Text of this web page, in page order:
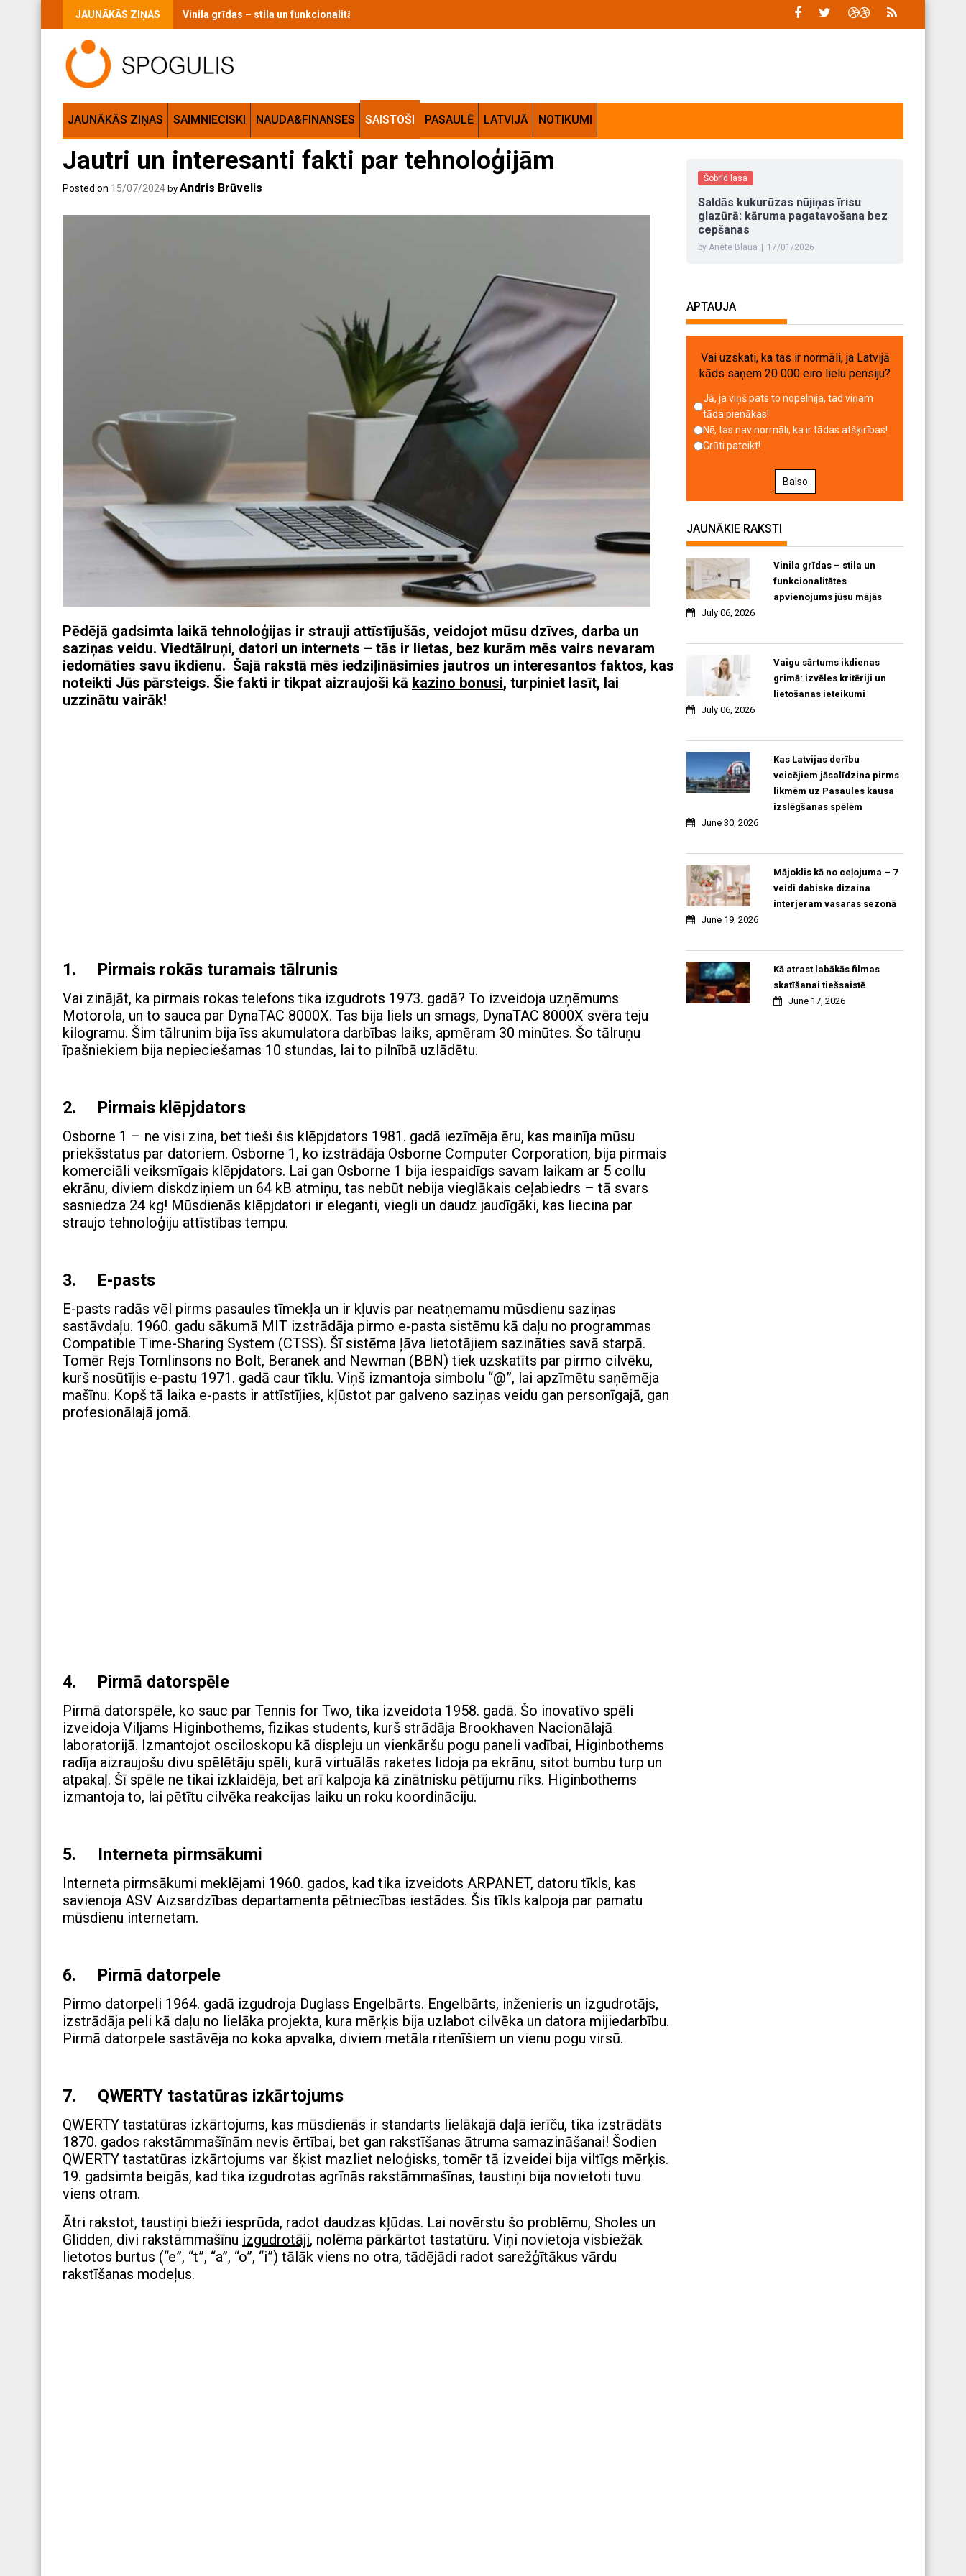
JAUNĀKĀS ZIŅAS Vinila grīdas – stila un funkcionalitātes apvienojums jūsu mājās
JAUNĀKĀS ZIŅAS SAIMNIECISKI NAUDA&FINANSES SAISTOŠI PASAULĒ LATVIJĀ NOTIKUMI
Jautri un interesanti fakti par tehnoloģijām
Posted on 15/07/2024 by Andris Brūvelis
Pēdējā gadsimta laikā tehnoloģijas ir strauji attīstījušās, veidojot mūsu dzīves, darba un
saziņas veidu. Viedtālruņi, datori un internets – tās ir lietas, bez kurām mēs vairs nevaram
iedomāties savu ikdienu. Šajā rakstā mēs iedziļināsimies jautros un interesantos faktos, kas
noteikti Jūs pārsteigs. Šie fakti ir tikpat aizraujoši kā kazino bonusi, turpiniet lasīt, lai
uzzinātu vairāk!
1. Pirmais rokās turamais tālrunis
Vai zinājāt, ka pirmais rokas telefons tika izgudrots 1973. gadā? To izveidoja uzņēmums
Motorola, un to sauca par DynaTAC 8000X. Tas bija liels un smags, DynaTAC 8000X svēra teju
kilogramu. Šim tālrunim bija īss akumulatora darbības laiks, apmēram 30 minūtes. Šo tālruņu
īpašniekiem bija nepieciešamas 10 stundas, lai to pilnībā uzlādētu.
2. Pirmais klēpjdators
Osborne 1 – ne visi zina, bet tieši šis klēpjdators 1981. gadā iezīmēja ēru, kas mainīja mūsu
priekšstatus par datoriem. Osborne 1, ko izstrādāja Osborne Computer Corporation, bija pirmais
komerciāli veiksmīgais klēpjdators. Lai gan Osborne 1 bija iespaidīgs savam laikam ar 5 collu
ekrānu, diviem diskdziņiem un 64 kB atmiņu, tas nebūt nebija vieglākais ceļabiedrs – tā svars
sasniedza 24 kg! Mūsdienās klēpjdatori ir eleganti, viegli un daudz jaudīgāki, kas liecina par
straujo tehnoloģiju attīstības tempu.
3. E-pasts
E-pasts radās vēl pirms pasaules tīmekļa un ir kļuvis par neatņemamu mūsdienu saziņas
sastāvdaļu. 1960. gadu sākumā MIT izstrādāja pirmo e-pasta sistēmu kā daļu no programmas
Compatible Time-Sharing System (CTSS). Šī sistēma ļāva lietotājiem sazināties savā starpā.
Tomēr Rejs Tomlinsons no Bolt, Beranek and Newman (BBN) tiek uzskatīts par pirmo cilvēku,
kurš nosūtījis e-pastu 1971. gadā caur tīklu. Viņš izmantoja simbolu “@”, lai apzīmētu saņēmēja
mašīnu. Kopš tā laika e-pasts ir attīstījies, kļūstot par galveno saziņas veidu gan personīgajā, gan
profesionālajā jomā.
4. Pirmā datorspēle
Pirmā datorspēle, ko sauc par Tennis for Two, tika izveidota 1958. gadā. Šo inovatīvo spēli
izveidoja Viljams Higinbothems, fizikas students, kurš strādāja Brookhaven Nacionālajā
laboratorijā. Izmantojot osciloskopu kā displeju un vienkāršu pogu paneli vadībai, Higinbothems
radīja aizraujošu divu spēlētāju spēli, kurā virtuālās raketes lidoja pa ekrānu, sitot bumbu turp un
atpakaļ. Šī spēle ne tikai izklaidēja, bet arī kalpoja kā zinātnisku pētījumu rīks. Higinbothems
izmantoja to, lai pētītu cilvēka reakcijas laiku un roku koordināciju.
5. Interneta pirmsākumi
Interneta pirmsākumi meklējami 1960. gados, kad tika izveidots ARPANET, datoru tīkls, kas
savienoja ASV Aizsardzības departamenta pētniecības iestādes. Šis tīkls kalpoja par pamatu
mūsdienu internetam.
6. Pirmā datorpele
Pirmo datorpeli 1964. gadā izgudroja Duglass Engelbārts. Engelbārts, inženieris un izgudrotājs,
izstrādāja peli kā daļu no lielāka projekta, kura mērķis bija uzlabot cilvēka un datora mijiedarbību.
Pirmā datorpele sastāvēja no koka apvalka, diviem metāla ritenīšiem un vienu pogu virsū.
7. QWERTY tastatūras izkārtojums
QWERTY tastatūras izkārtojums, kas mūsdienās ir standarts lielākajā daļā ierīču, tika izstrādāts
1870. gados rakstāmmašīnām nevis ērtībai, bet gan rakstīšanas ātruma samazināšanai! Šodien
QWERTY tastatūras izkārtojums var šķist mazliet neloģisks, tomēr tā izveidei bija viltīgs mērķis.
19. gadsimta beigās, kad tika izgudrotas agrīnās rakstāmmašīnas, taustiņi bija novietoti tuvu
viens otram.
Ātri rakstot, taustiņi bieži iesprūda, radot daudzas kļūdas. Lai novērstu šo problēmu, Sholes un
Glidden, divi rakstāmmašīnu izgudrotāji, nolēma pārkārtot tastatūru. Viņi novietoja visbiežāk
lietotos burtus (“e”, “t”, “a”, “o”, “i”) tālāk viens no otra, tādējādi radot sarežģītākus vārdu
rakstīšanas modeļus.
Šobrīd lasa
Saldās kukurūzas nūjiņas īrisu
glazūrā: kāruma pagatavošana bez
cepšanas
by Anete Blaua 17/01/2026
APTAUJA
Vai uzskati, ka tas ir normāli, ja Latvijā
kāds saņem 20 000 eiro lielu pensiju?
Jā, ja viņš pats to nopelnīja, tad viņam
tāda pienākas!
Nē, tas nav normāli, ka ir tādas atšķirības!
Grūti pateikt!
Balso
JAUNĀKIE RAKSTI
Vinila grīdas – stila un
funkcionalitātes
apvienojums jūsu mājās
July 06, 2026
Vaigu sārtums ikdienas
grimā: izvēles kritēriji un
lietošanas ieteikumi
July 06, 2026
Kas Latvijas derību
veicējiem jāsalīdzina pirms
likmēm uz Pasaules kausa
izslēgšanas spēlēm
June 30, 2026
Mājoklis kā no ceļojuma – 7
veidi dabiska dizaina
interjeram vasaras sezonā
June 19, 2026
Kā atrast labākās filmas
skatīšanai tiešsaistē
June 17, 2026